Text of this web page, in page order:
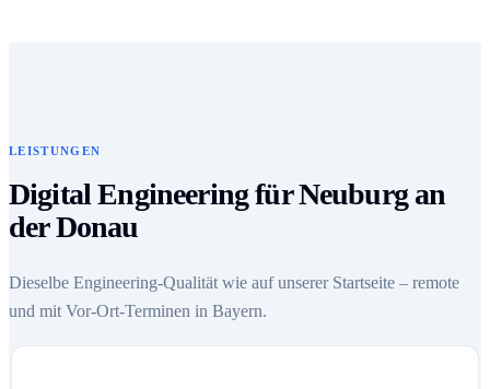
LEISTUNGEN
Digital Engineering für Neuburg an
der Donau
Dieselbe Engineering-Qualität wie auf unserer Startseite – remote
und mit Vor-Ort-Terminen in Bayern.